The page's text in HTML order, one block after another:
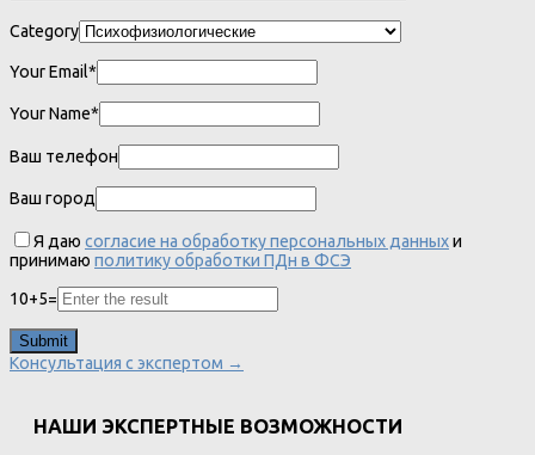
Category
Your Email*
Your Name*
Ваш телефон
Ваш город
Я даю согласие на обработку персональных данныхи
принимаю политику обработки ПДн в ФСЭ
10+5=
Консультация с экспертом →
НАШИ ЭКСПЕРТНЫЕ ВОЗМОЖНОСТИ